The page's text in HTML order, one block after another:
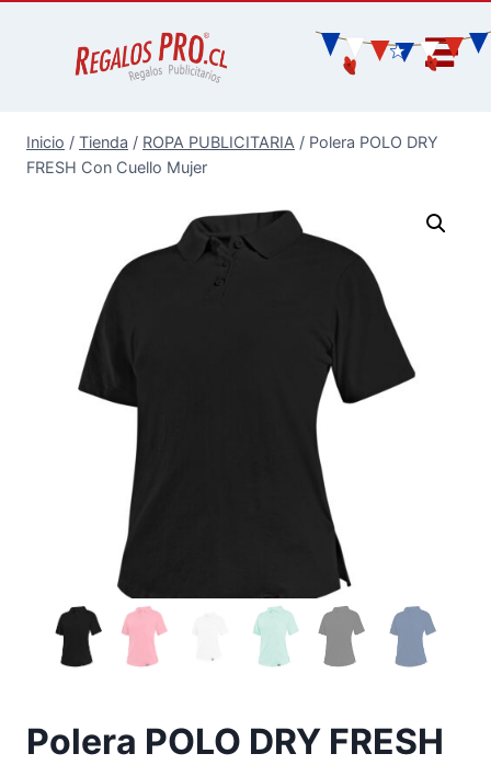
Inicio / Tienda / ROPA PUBLICITARIA / Polera POLO DRY
FRESH Con Cuello Mujer
Polera POLO DRY FRESH